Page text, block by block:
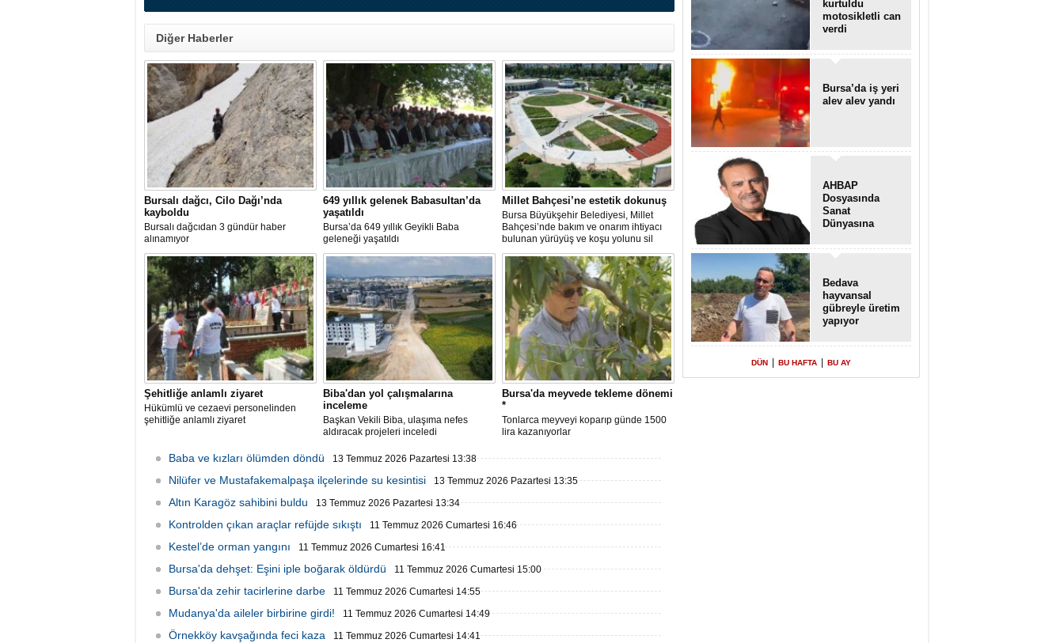
Diğer Haberler
Bursalı dağcı, Cilo Dağı’nda
kayboldu
Bursalı dağcıdan 3 gündür haber
alınamıyor
649 yıllık gelenek Babasultan’da
yaşatıldı
Bursa’da 649 yıllık Geyikli Baba
geleneği yaşatıldı
Millet Bahçesi’ne estetik dokunuş
Bursa Büyükşehir Belediyesi, Millet
Bahçesi’nde bakım ve onarım ihtiyacı
bulunan yürüyüş ve koşu yolunu sil
baştan yeniliyor.
Şehitliğe anlamlı ziyaret
Hükümlü ve cezaevi personelinden
şehitliğe anlamlı ziyaret
Biba'dan yol çalışmalarına
inceleme
Başkan Vekili Biba, ulaşıma nefes
aldıracak projeleri inceledi
Bursa'da meyvede tekleme dönemi
*
Tonlarca meyveyi koparıp günde 1500
lira kazanıyorlar
Baba ve kızları ölümden döndü 13 Temmuz 2026 Pazartesi 13:38
Nilüfer ve Mustafakemalpaşa ilçelerinde su kesintisi 13 Temmuz 2026 Pazartesi 13:35
Altın Karagöz sahibini buldu 13 Temmuz 2026 Pazartesi 13:34
Kontrolden çıkan araçlar refüjde sıkıştı 11 Temmuz 2026 Cumartesi 16:46
Kestel’de orman yangını 11 Temmuz 2026 Cumartesi 16:41
Bursa'da dehşet: Eşini iple boğarak öldürdü 11 Temmuz 2026 Cumartesi 15:00
Bursa'da zehir tacirlerine darbe 11 Temmuz 2026 Cumartesi 14:55
Mudanya'da aileler birbirine girdi! 11 Temmuz 2026 Cumartesi 14:49
Örnekköy kavşağında feci kaza 11 Temmuz 2026 Cumartesi 14:41
kurtuldu
motosikletli can
verdi
Bursa’da iş yeri
alev alev yandı
AHBAP
Dosyasında
Sanat
Dünyasına
Transferler
Bedava
hayvansal
gübreyle üretim
yapıyor
DÜN BU HAFTA BU AY